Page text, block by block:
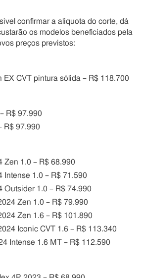
confirmar a alíquota do corte, dá
os modelos beneficiados pela
preços previstos:
EX CVT pintura sólida – R$ 118.700
R$ 97.990
R$ 97.990
Zen 1.0 – R$ 68.990
Intense 1.0 – R$ 71.590
Outsider 1.0 – R$ 74.990
Zen 1.0 – R$ 79.990
Zen 1.6 – R$ 101.890
Iconic CVT 1.6 – R$ 113.340
Intense 1.6 MT – R$ 112.590